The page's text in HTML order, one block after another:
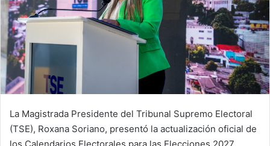
La Magistrada Presidente del Tribunal Supremo Electoral
(TSE), Roxana Soriano, presentó la actualización oficial de